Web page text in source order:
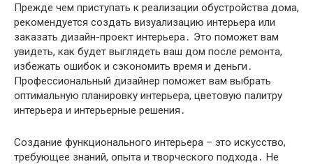
Прежде чем приступать к реализации обустройства дома,
рекомендуется создать визуализацию интерьера или
заказать дизайн-проект интерьера․ Это поможет вам
увидеть, как будет выглядеть ваш дом после ремонта,
избежать ошибок и сэкономить время и деньги․
Профессиональный дизайнер поможет вам выбрать
оптимальную планировку интерьера, цветовую палитру
интерьера и интерьерные решения․
Создание функционального интерьера – это искусство,
требующее знаний, опыта и творческого подхода․ Не